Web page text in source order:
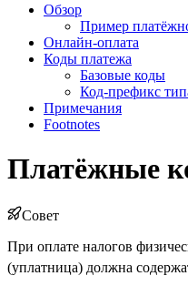
Обзор
Пример
Онлайн-оплата
Коды платежа
Базовые коды
Код-префикс
Примечания
Footnotes
Платёжные
Совет
При оплате налогов
(уплатница) должна